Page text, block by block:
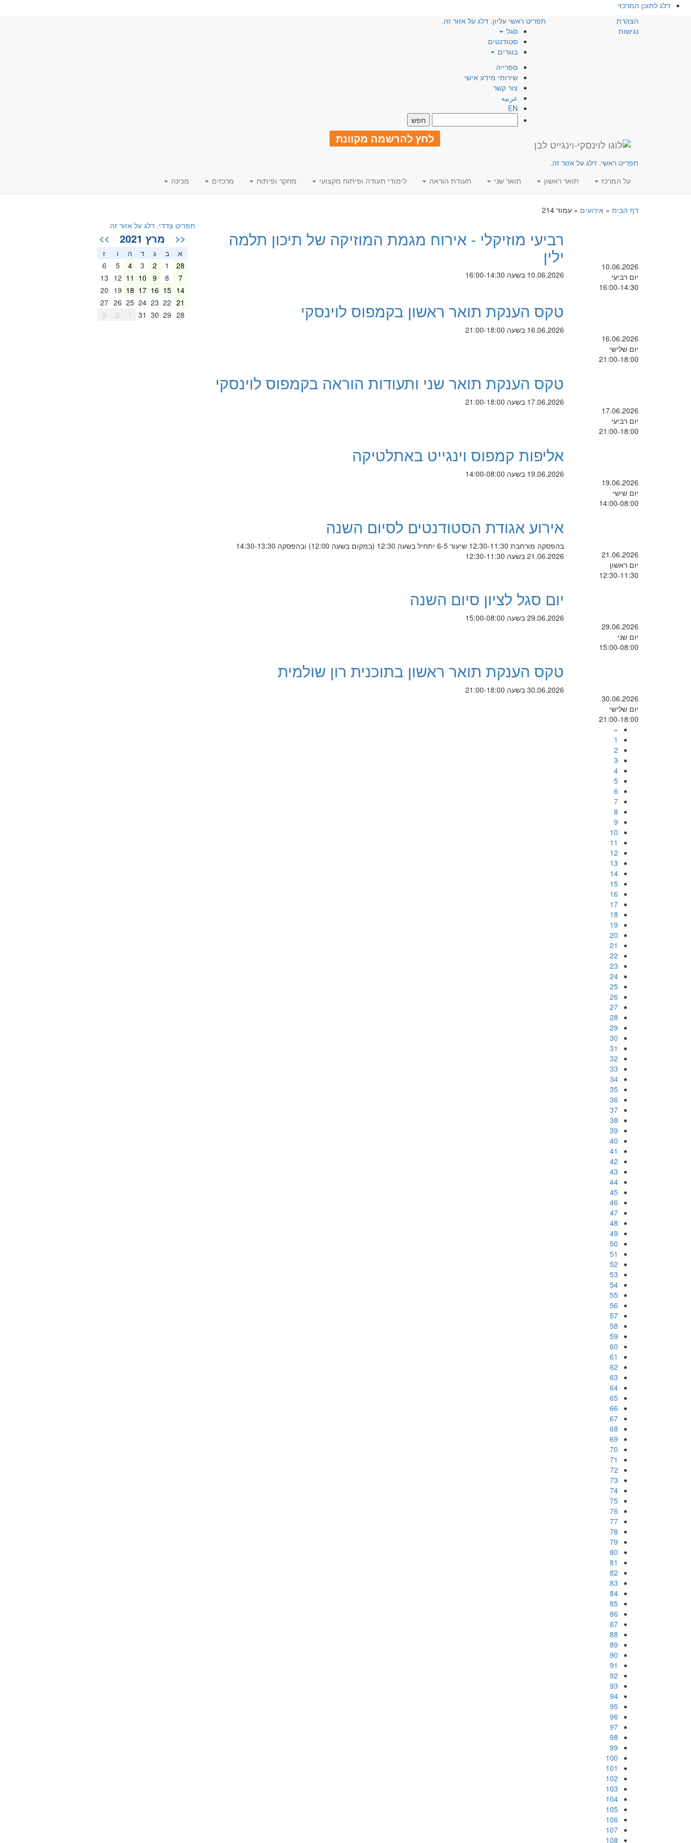
דלג לתוכן המרכזי
הצהרת
נגישות
תפריט ראשי עליון. דלג על אזור זה.
סגל
סטודנטים
בוגרים
ספרייה
שירותי מידע אישי
צור קשר
عربيه
EN
לחץ להרשמה מקוונת
תפריט ראשי. דלג על אזור זה.
על המרכז
תואר ראשון תואר שני תעודת הוראה לימודי תעודה ופיתוח מקצועי מחקר ופיתוח מרכזים מכינה
דף הבית » אירועים » עמוד 214
10.06.2026
יום רביעי
16:00-14:30
רביעי מוזיקלי - אירוח מגמת המוזיקה של תיכון תלמה
ילין
10.06.2026 בשעה 16:00-14:30
16.06.2026
יום שלישי
21:00-18:00
טקס הענקת תואר ראשון בקמפוס לוינסקי
16.06.2026 בשעה 21:00-18:00
17.06.2026
יום רביעי
21:00-18:00
טקס הענקת תואר שני ותעודות הוראה בקמפוס לוינסקי
17.06.2026 בשעה 21:00-18:00
19.06.2026
יום שישי
14:00-08:00
אליפות קמפוס וינגייט באתלטיקה
19.06.2026 בשעה 14:00-08:00
21.06.2026
יום ראשון
12:30-11:30
אירוע אגודת הסטודנטים לסיום השנה
בהפסקה מורחבת 12:30-11:30 שיעור 6-5 יתחיל בשעה 12:30 (במקום בשעה 12:00) ובהפסקה 14:30-13:30
21.06.2026 בשעה 12:30-11:30
29.06.2026
יום שני
15:00-08:00
יום סגל לציון סיום השנה
29.06.2026 בשעה 15:00-08:00
30.06.2026
יום שלישי
21:00-18:00
טקס הענקת תואר ראשון בתוכנית רון שולמית
30.06.2026 בשעה 21:00-18:00
«
1
2
3
4
5
6
7
8
9
10
11
12
13
14
15
16
17
18
19
20
21
22
23
24
25
26
27
28
29
30
31
32
33
34
35
36
37
38
39
40
41
42
43
44
45
46
47
48
49
50
51
52
53
54
55
56
57
58
59
60
61
62
63
64
65
66
67
68
69
70
71
72
73
74
75
76
77
78
79
80
81
82
83
84
85
86
87
88
89
90
91
92
93
94
95
96
97
98
99
100
101
102
103
104
105
106
107
108
תפריט צדדי. דלג על אזור זה
<< מרץ 2021 >>
א ב ג ד ה ו
ז
28
1
2
3
4
5
6
7
8
9
10
11
12
13
14
15
16
17
18
19
20
21
22
23
24
25
26
27
28
29
30
31
1
2
3